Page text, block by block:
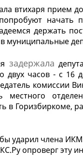
втихаря прием
начать
держать
муниципальные
задержала
часов - с 16
комиссии
местного
в Горизбиркоме,
ударил члена
опроверг эту